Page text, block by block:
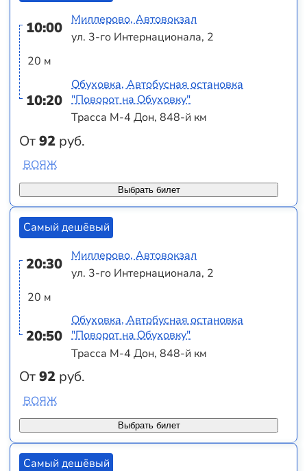
10:00
20 м
10:20
От92 руб.
Миллерово, Автовокзал
ул. 3-го Интернационала, 2
Обуховка, Автобусная остановка
"Поворот на Обуховку"
Трасса М-4 Дон, 848-й км
Выбрать билет
ВОЯЖ
Самый дешёвый
20:30
20 м
20:50
От92 руб.
Миллерово, Автовокзал
ул. 3-го Интернационала, 2
Обуховка, Автобусная остановка
"Поворот на Обуховку"
Трасса М-4 Дон, 848-й км
Выбрать билет
ВОЯЖ
Самый дешёвый